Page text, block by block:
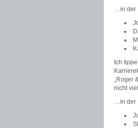
…in der
Ich
„Roger
nicht
…in der